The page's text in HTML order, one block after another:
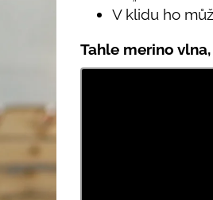
V klidu ho
Tahle merino
435 Kč